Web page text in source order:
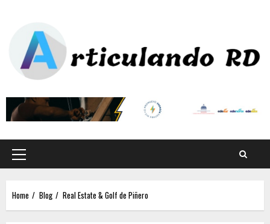
Home Blog Real Estate & Golf de Piñero